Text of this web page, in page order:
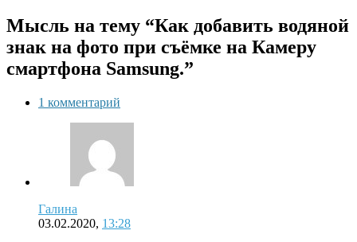
Мысль на тему “Как добавить водяной
знак на фото при съёмке на Камеру
смартфона Samsung.”
1 комментарий
Галина
03.02.2020, 13:28